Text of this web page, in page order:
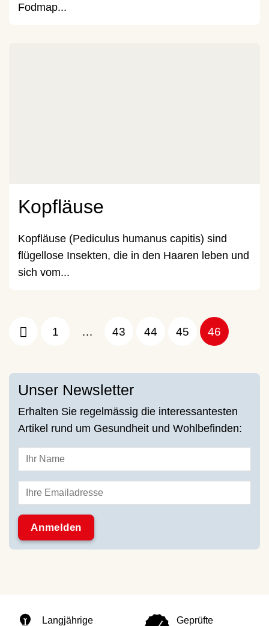
Fodmap...
Kopfläuse
Kopfläuse (Pediculus humanus capitis) sind
flügellose Insekten, die in den Haaren leben und
sich vom...
1 … 43 44 45 46
Unser Newsletter
Erhalten Sie regelmässig die interessantesten
Artikel rund um Gesundheit und Wohlbefinden:
Langjährige
Geprüfte